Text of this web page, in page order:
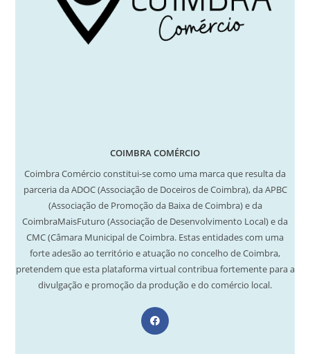
COIMBRA COMÉRCIO
Coimbra Comércio constitui-se como uma marca que resulta da
parceria da ADOC (Associação de Doceiros de Coimbra), da APBC
(Associação de Promoção da Baixa de Coimbra) e da
CoimbraMaisFuturo (Associação de Desenvolvimento Local) e da
CMC (Câmara Municipal de Coimbra. Estas entidades com uma
forte adesão ao território e atuação no concelho de Coimbra,
pretendem que esta plataforma virtual contribua fortemente para a
divulgação e promoção da produção e do comércio local.
Opens